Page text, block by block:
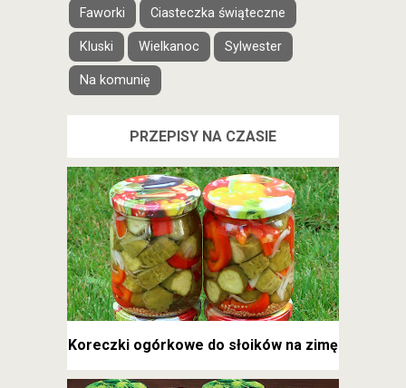
Faworki Ciasteczka świąteczne
Kluski Wielkanoc Sylwester
Na komunię
PRZEPISY NA CZASIE
Koreczki ogórkowe do słoików na zimę